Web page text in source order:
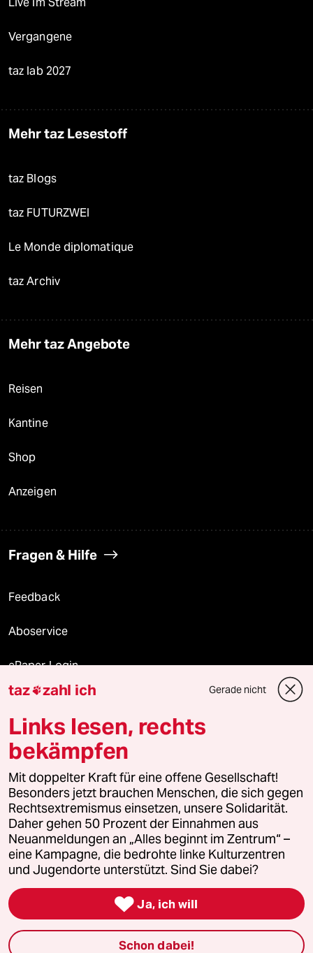
Live im Stream
Vergangene
taz lab 2027
Mehr taz Lesestoff
taz Blogs
taz FUTURZWEI
Le Monde diplomatique
taz Archiv
Mehr taz Angebote
Reisen
Kantine
Shop
Anzeigen
Fragen & Hilfe
Feedback
Aboservice
ePaper Login
Downloads für Abonnierende
© 2026 taz Verlags und Vertriebs GmbH
Alle Rechte vorbehalten. Bei rechtlichen Fragen oder für Genehmigungen
wenden Sie sich bitte an lizenzen@taz.de
Feedback Redaktionsstatut Kommune-Richtlinien
Leitlinie Informant Datenschutz Impressum AGB
Seitenwende Einwilligungen widerrufen (Ads)
taz zahl ich Gerade nicht
Links lesen, rechts
bekämpfen
Mit doppelter Kraft für eine offene Gesellschaft!
Besonders jetzt brauchen Menschen, die sich gegen
Rechtsextremismus einsetzen, unsere Solidarität.
Daher gehen 50 Prozent der Einnahmen aus
Neuanmeldungen an „Alles beginnt im Zentrum“ –
eine Kampagne, die bedrohte linke Kulturzentren
und Jugendorte unterstützt. Sind Sie dabei?
 Ja, ich will
Schon dabei!